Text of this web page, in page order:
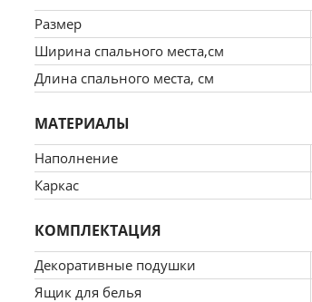
Размер
Ширина спального места,см
Длина спального места, см
МАТЕРИАЛЫ
Наполнение
Каркас
КОМПЛЕКТАЦИЯ
Декоративные подушки
Ящик для белья